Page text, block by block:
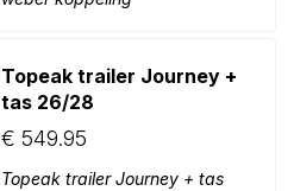
Topeak trailer Journey +
tas 26/28
€ 549.95
Topeak trailer Journey + tas